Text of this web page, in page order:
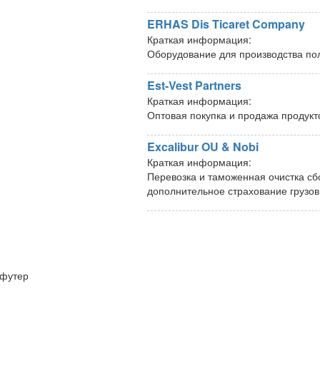
ERHAS Dis Ticaret Company
Краткая информация:
Оборудование для производства
Est-Vest Partners
Краткая информация:
Оптовая покупка и продажа
Excalibur OU & Nobi
Краткая информация:
Перевозка и таможенная очистка
дополнительное страхование грузов
футер